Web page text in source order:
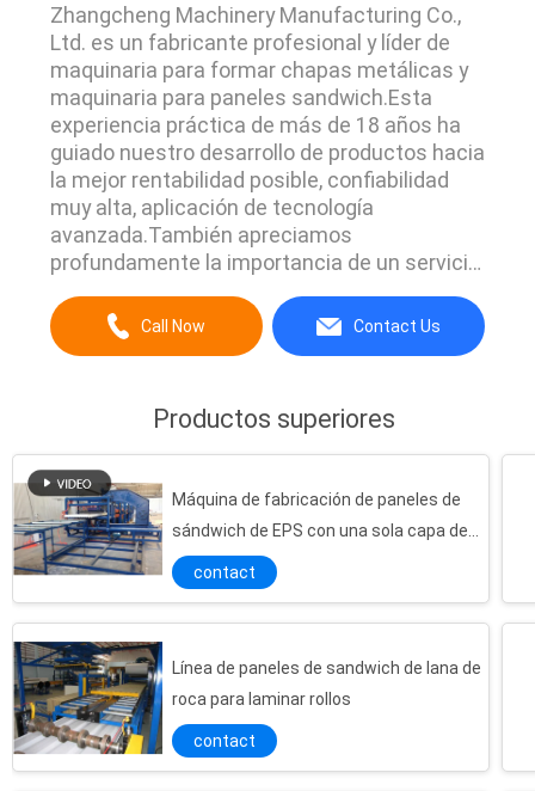
Zhangcheng Machinery Manufacturing Co.,
Ltd. es un fabricante profesional y líder de
maquinaria para formar chapas metálicas y
maquinaria para paneles sandwich.Esta
experiencia práctica de más de 18 años ha
guiado nuestro desarrollo de productos hacia
la mejor rentabilidad posible, confiabilidad
muy alta, aplicación de tecnología
avanzada.También apreciamos
profundamente la importancia de un servicio
con respecto a la compra, entrega y
mantenimiento de equipos de producción.
Call Now Contact Us
Productos superiores
Máquina de fabricación de paneles de
sándwich de EPS con una sola capa de
forma Z Lock
contact
Línea de paneles de sandwich de lana de
roca para laminar rollos
contact